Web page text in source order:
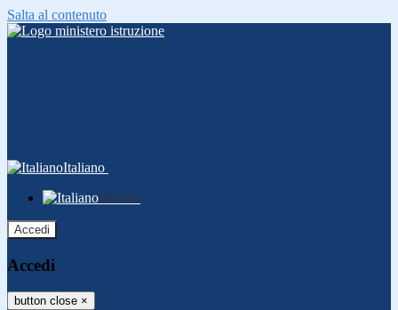
Salta al contenuto
Italiano
Italiano
Accedi
Accedi
button close ×